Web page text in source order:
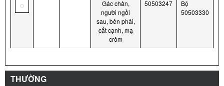
Gác chân,
người ngồi
sau, bên phải,
cắt cạnh, mạ
crôm
50503247
Bộ
50503330
THƯỜNG